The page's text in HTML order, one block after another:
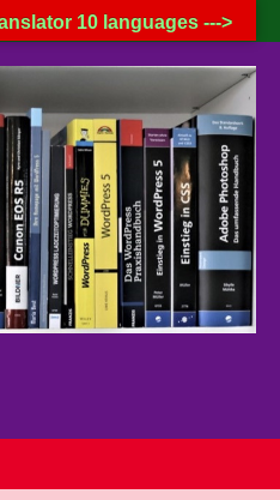
6. AUGUST 2026
10 languages --->